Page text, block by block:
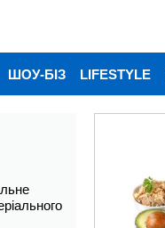
ШОУ-БІЗ LIFESTYLE